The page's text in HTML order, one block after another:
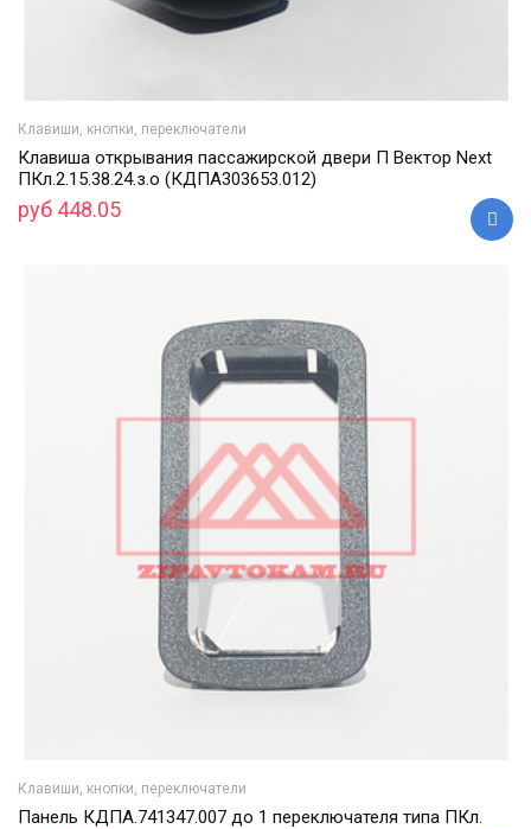
Клавиши, кнопки, переключатели
Клавиша открывания пассажирской двери П Вектор Next
ПКл.2.15.38.24.з.о (КДПА303653.012)
руб 448.05
Клавиши, кнопки, переключатели
Панель КДПА.741347.007 до 1 переключателя типа ПКл.